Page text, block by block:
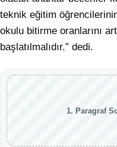
teknik eğitim
okulu bitirme oranlarını
başlatılmalıdır.” dedi.
1. Paragraf